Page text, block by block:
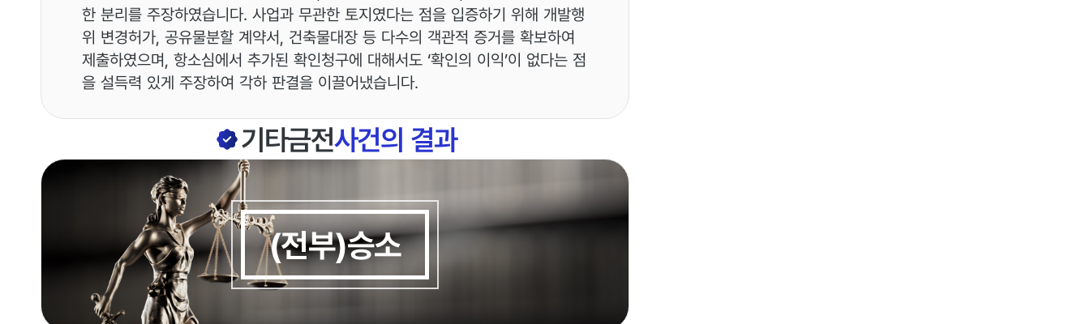
한 분리를 주장하였습니다. 사업과 무관한 토지였다는 점을 입증하기 위해 개발행
위 변경허가, 공유물분할 계약서, 건축물대장 등 다수의 객관적 증거를 확보하여
제출하였으며, 항소심에서 추가된 확인청구에 대해서도 ‘확인의 이익’이 없다는 점
을 설득력 있게 주장하여 각하 판결을 이끌어냈습니다.
기타금전사건의 결과
(전부)승소